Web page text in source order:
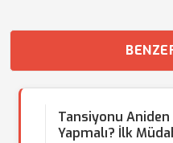
Tansiyonu
Yapmalı? İlk